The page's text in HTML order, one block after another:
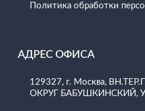
Политика обработки
АДРЕС ОФИСА
129327, г. Москва,
ОКРУГ БАБУШКИНСКИЙ,